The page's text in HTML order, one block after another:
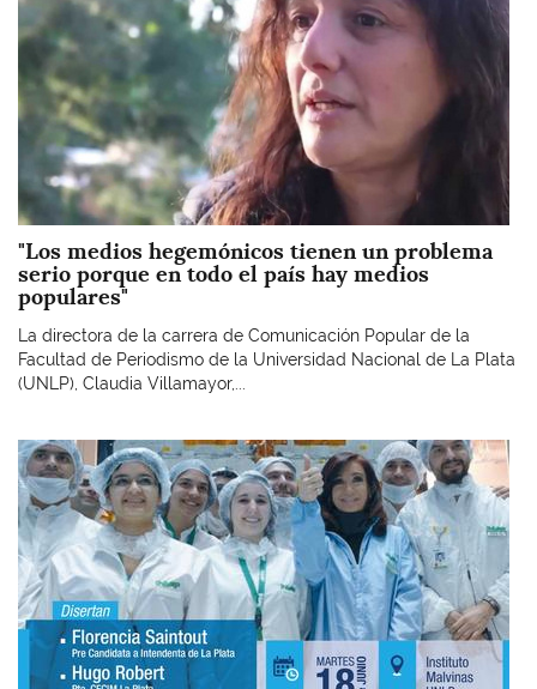
"Los medios hegemónicos tienen un problema
serio porque en todo el país hay medios
populares"
La directora de la carrera de Comunicación Popular de la
Facultad de Periodismo de la Universidad Nacional de La Plata
(UNLP), Claudia Villamayor,...
Imagen